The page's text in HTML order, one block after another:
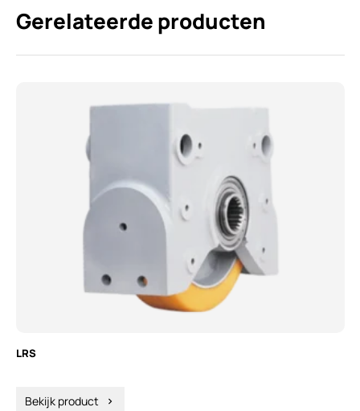
Gerelateerde producten
LRS
Bekijk product chevron_right